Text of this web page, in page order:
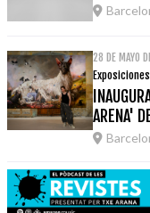
28 DE MAYO
Exposiciones
ARENA'